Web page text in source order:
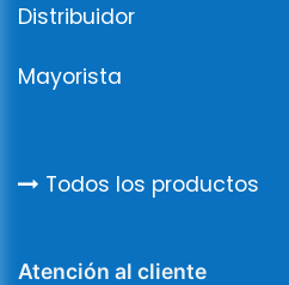
Distribuidor
Mayorista
Todos los productos
Atención al cliente